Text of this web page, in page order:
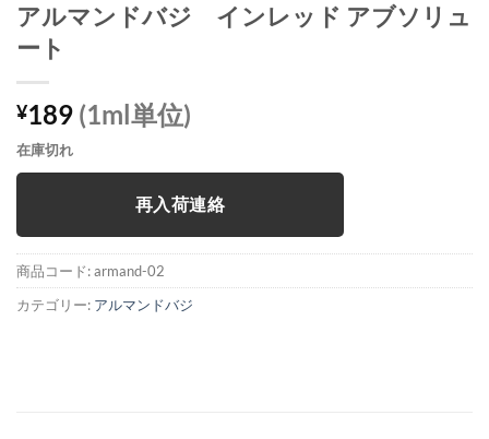
アルマンドバジ インレッド アブソリュ
ート
¥189 (1ml単位)
在庫切れ
再入荷連絡
商品コード:armand-02
カテゴリー: アルマンドバジ